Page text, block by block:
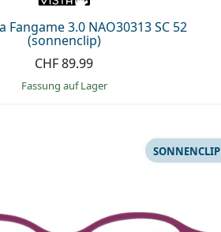
Fangame 3.0 NAO30313 SC 52
(sonnenclip)
CHF 89.99
Fassung auf Lager
SONNENCLIP